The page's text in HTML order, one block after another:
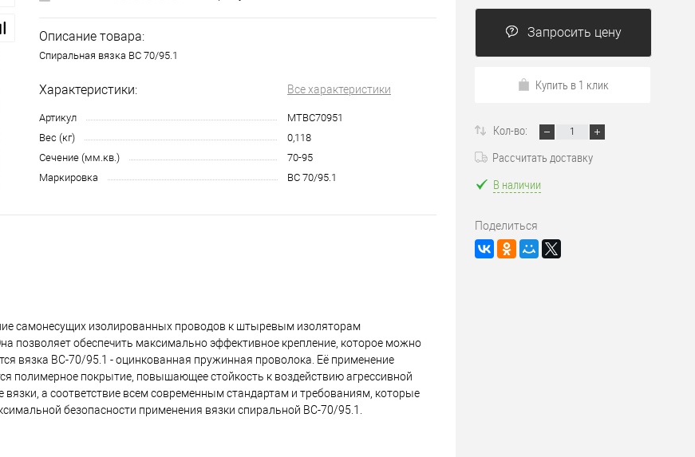
Описание товара:
Спиральная вязка ВС 70/95.1
Характеристики: Все характеристики
Артикул
МТВС70951
Вес (кг)
0,118
Сечение (мм.кв.)
70-95
Маркировка
ВС 70/95.1
самонесущих изолированных проводов к штыревым изоляторам
позволяет обеспечить максимально эффективное крепление, которое можно
вязка ВС-70/95.1 - оцинкованная пружинная проволока. Её применение
полимерное покрытие, повышающее стойкость к воздействию агрессивной
а соответствие всем современным стандартам и требованиям, которые
безопасности применения вязки спиральной ВС-70/95.1.
Запросить цену
Купить в 1 клик
Кол-во:
Рассчитать доставку
В наличии
Поделиться